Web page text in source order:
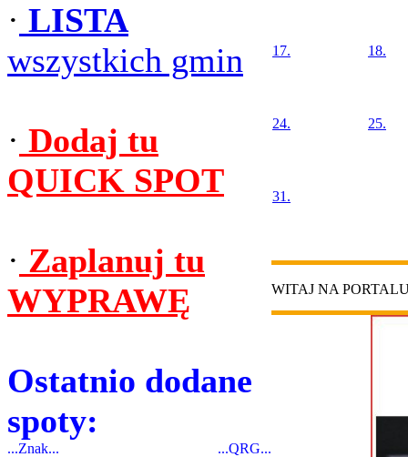
· LISTA
wszystkich gmin
· Dodaj tu
QUICK SPOT
· Zaplanuj tu
WYPRAWĘ
Ostatnio dodane
spoty:
...Znak... ...QRG...
17. 18.
24. 25.
31.
WITAJ NA